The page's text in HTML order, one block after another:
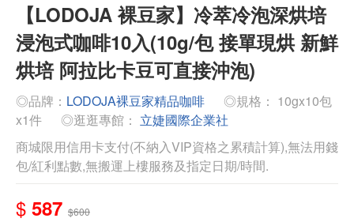
【LODOJA 裸豆家】冷萃冷泡深烘培
浸泡式咖啡10入(10g/包 接單現烘 新鮮
烘培 阿拉比卡豆可直接沖泡)
◎品牌： LODOJA裸豆家精品咖啡
◎規格： 10gx10包
x1件
◎逛逛專館： 立婕國際企業社
商城限用信用卡支付(不納入VIP資格之累積計算),無法用錢
包/紅利點數,無搬運上樓服務及指定日期/時間.
$ 587 $600